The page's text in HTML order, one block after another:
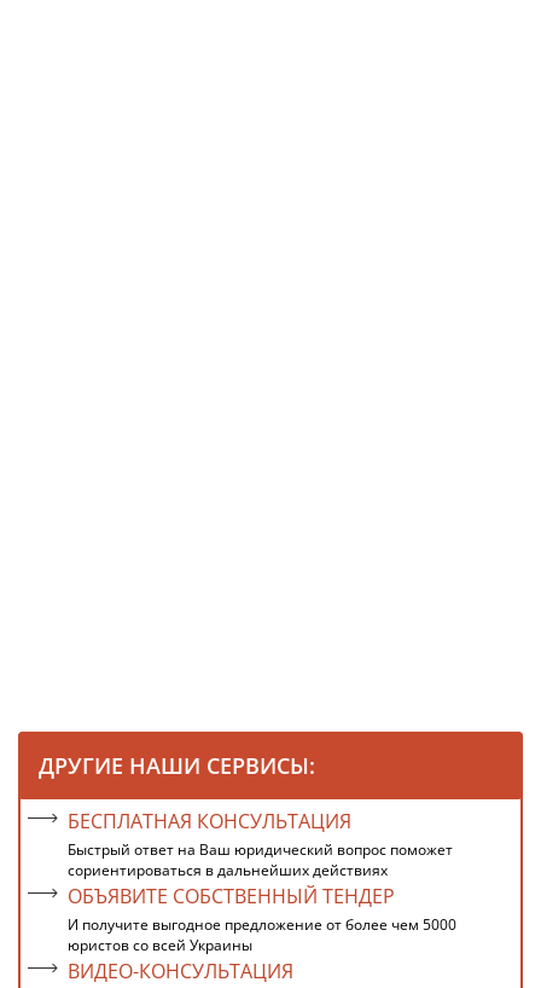
ДРУГИЕ НАШИ СЕРВИСЫ:
БЕСПЛАТНАЯ КОНСУЛЬТАЦИЯ
Быстрый ответ на Ваш юридический вопрос поможет
сориентироваться в дальнейших действиях
ОБЪЯВИТЕ СОБСТВЕННЫЙ ТЕНДЕР
И получите выгодное предложение от более чем 5000
юристов со всей Украины
ВИДЕО-КОНСУЛЬТАЦИЯ